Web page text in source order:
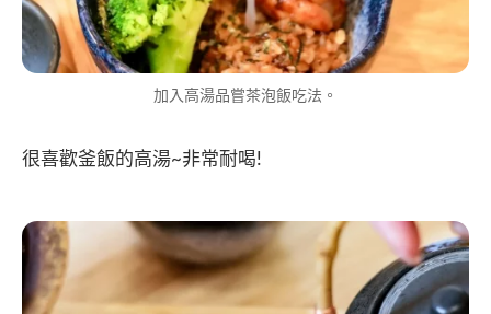
加入高湯品嘗茶泡飯吃法。
很喜歡釜飯的高湯~非常耐喝!